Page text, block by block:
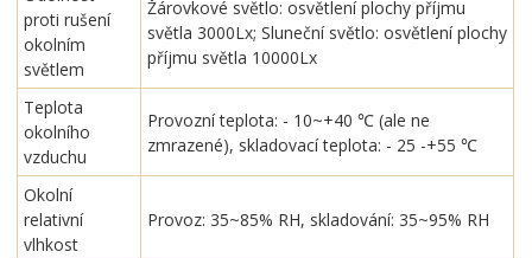
proti rušení
okolním
světlem
Žárovkové světlo: osvětlení plochy příjmu
světla 3000Lx; Sluneční světlo: osvětlení plochy
příjmu světla 10000Lx
Teplota
okolního
vzduchu
Provozní teplota: - 10~+40 ℃ (ale ne
zmrazené), skladovací teplota: - 25 -+55 ℃
Okolní
relativní
vlhkost
Provoz: 35~85% RH, skladování: 35~95% RH